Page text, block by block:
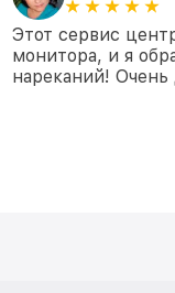
Этот сервис
монитора, и я
нареканий!